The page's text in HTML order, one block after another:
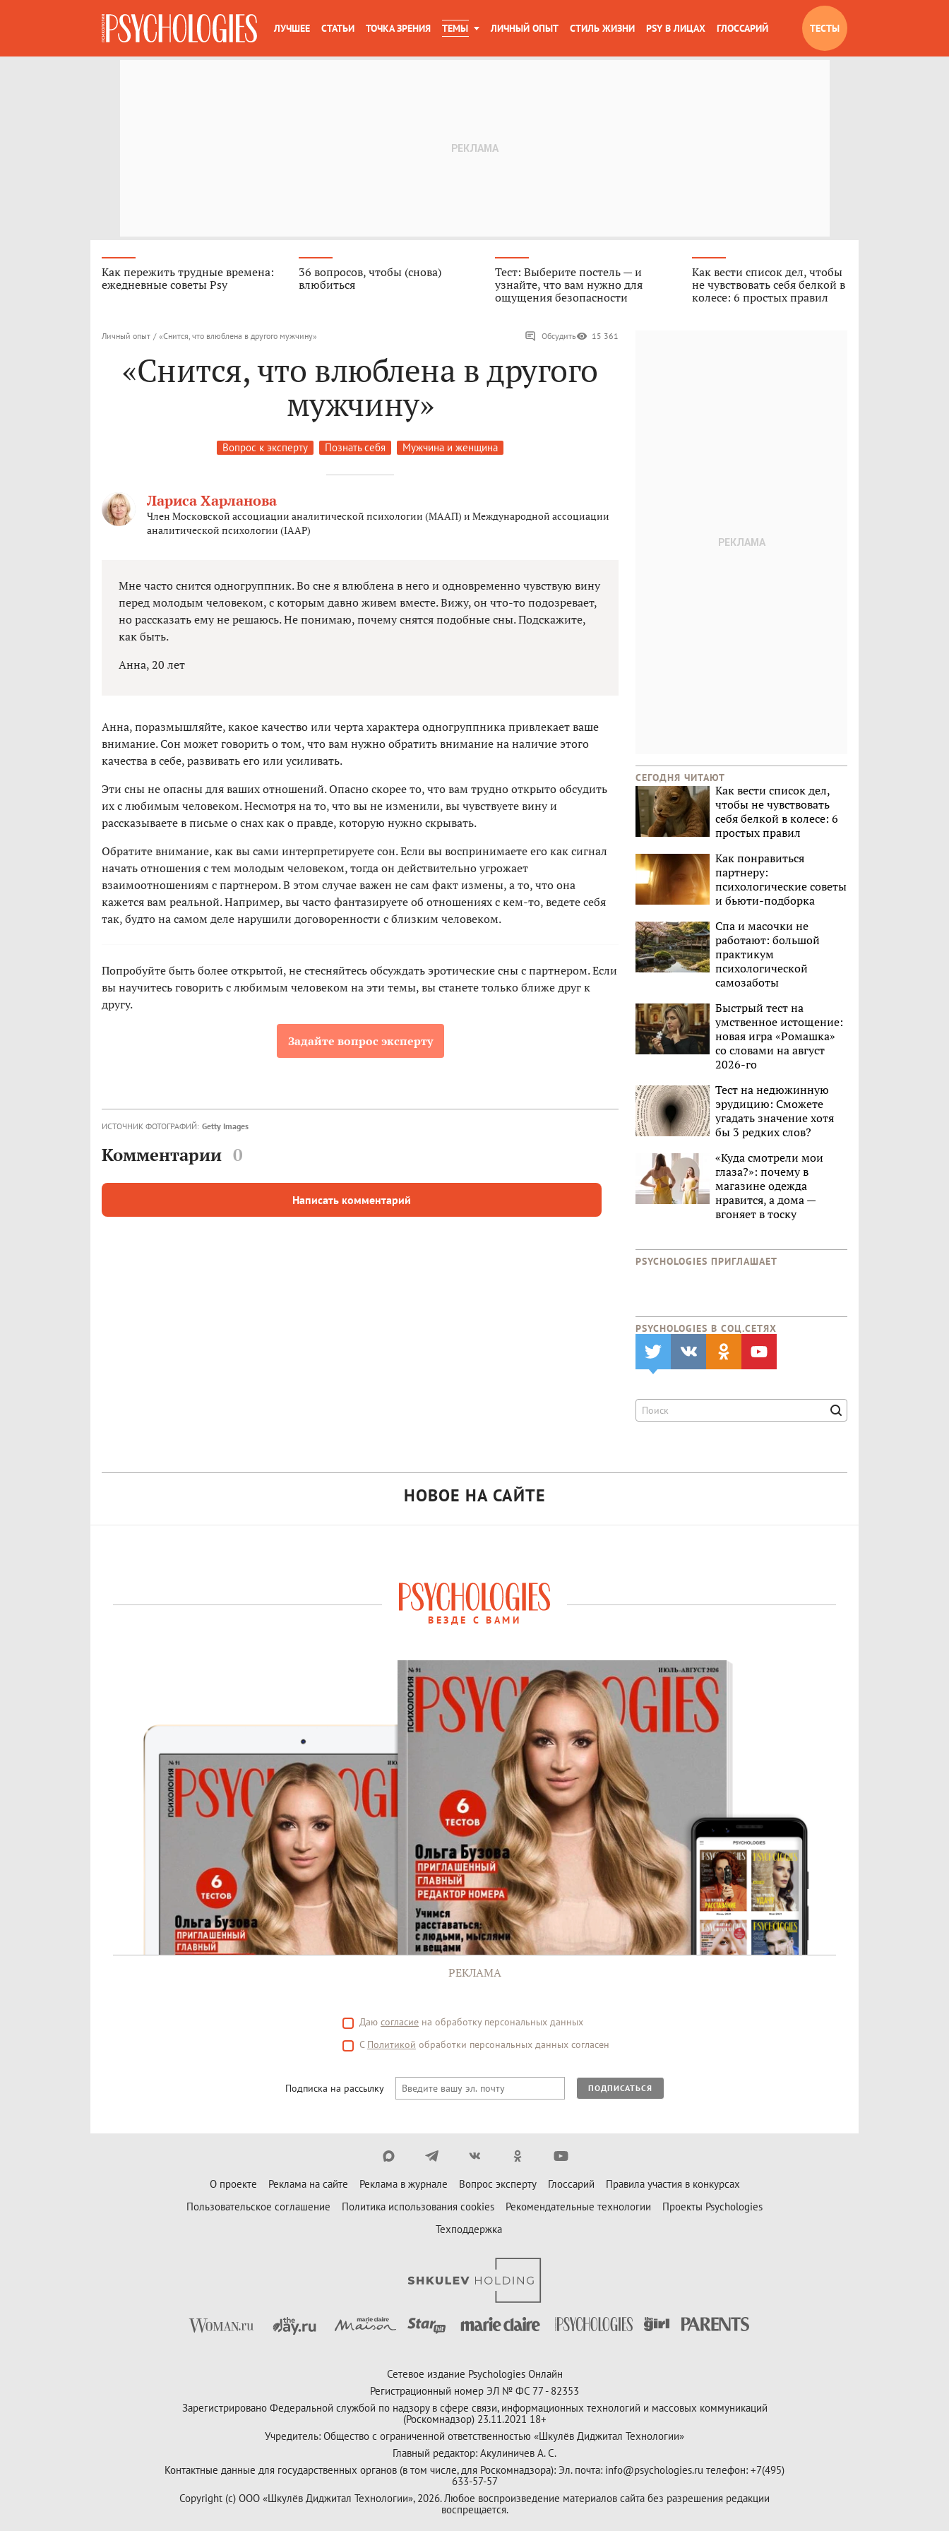
ЛУЧШЕЕ СТАТЬИ ТОЧКА ЗРЕНИЯ ТЕМЫ ЛИЧНЫЙ ОПЫТ СТИЛЬ ЖИЗНИ PSY В ЛИЦАХ ГЛОССАРИЙ ТЕСТЫ
Как пережить трудные времена:
ежедневные советы Psy
36 вопросов, чтобы (снова)
влюбиться
Тест: Выберите постель — и
узнайте, что вам нужно для
ощущения безопасности
Как вести список дел, чтобы
не чувствовать себя белкой в
колесе: 6 простых правил
Личный опыт / «Снится, что влюблена в другого мужчину» Обсудить 15 361
«Снится, что влюблена в другого
мужчину»
Вопрос к эксперту Познать себя Мужчина и женщина
Лариса Харланова
Член Московской ассоциации аналитической психологии (МААП) и Международной ассоциации
аналитической психологии (IAAP)
Мне часто снится одногруппник. Во сне я влюблена в него и одновременно чувствую вину
перед молодым человеком, с которым давно живем вместе. Вижу, он что-то подозревает,
но рассказать ему не решаюсь. Не понимаю, почему снятся подобные сны. Подскажите,
как быть.
Анна, 20 лет
Анна, поразмышляйте, какое качество или черта характера одногруппника привлекает ваше
внимание. Сон может говорить о том, что вам нужно обратить внимание на наличие этого
качества в себе, развивать его или усиливать.
Эти сны не опасны для ваших отношений. Опасно скорее то, что вам трудно открыто обсудить
их с любимым человеком. Несмотря на то, что вы не изменили, вы чувствуете вину и
рассказываете в письме о снах как о правде, которую нужно скрывать.
Обратите внимание, как вы сами интерпретируете сон. Если вы воспринимаете его как сигнал
начать отношения с тем молодым человеком, тогда он действительно угрожает
взаимоотношениям с партнером. В этом случае важен не сам факт измены, а то, что она
кажется вам реальной. Например, вы часто фантазируете об отношениях с кем-то, ведете себя
так, будто на самом деле нарушили договоренности с близким человеком.
Попробуйте быть более открытой, не стесняйтесь обсуждать эротические сны с партнером. Если
вы научитесь говорить с любимым человеком на эти темы, вы станете только ближе друг к
другу.
Задайте вопрос эксперту
ИСТОЧНИК ФОТОГРАФИЙ: Getty Images
Комментарии 0
Написать комментарий
СЕГОДНЯ ЧИТАЮТ
Как вести список дел,
чтобы не чувствовать
себя белкой в колесе: 6
простых правил
Как понравиться
партнеру:
психологические советы
и бьюти-подборка
Спа и масочки не
работают: большой
практикум
психологической
самозаботы
Быстрый тест на
умственное истощение:
новая игра «Ромашка»
со словами на август
2026-го
Тест на недюжинную
эрудицию: Сможете
угадать значение хотя
бы 3 редких слов?
«Куда смотрели мои
глаза?»: почему в
магазине одежда
нравится, а дома —
вгоняет в тоску
PSYCHOLOGIES ПРИГЛАШАЕТ
PSYCHOLOGIES В CОЦ.СЕТЯХ
НОВОЕ НА САЙТЕ
ВЕЗДЕ С ВАМИ
РЕКЛАМА
Даю согласие на обработку персональных данных
С Политикой обработки персональных данных согласен
Подписка на рассылку ПОДПИСАТЬСЯ
О проекте Реклама на сайте Реклама в журнале Вопрос эксперту Глоссарий
Правила участия в конкурсах
Пользовательское соглашение
Политика использования cookies Рекомендательные технологии
Проекты Psychologies
Техподдержка
Сетевое издание Psychologies Онлайн
Регистрационный номер ЭЛ № ФС 77 - 82353
Зарегистрировано Федеральной службой по надзору в сфере связи, информационных технологий и массовых коммуникаций
(Роскомнадзор) 23.11.2021 18+
Учредитель: Общество с ограниченной ответственностью «Шкулёв Диджитал Технологии»
Главный редактор: Акулиничев А. С.
Контактные данные для государственных органов (в том числе, для Роскомнадзора): Эл. почта: info@psychologies.ru телефон: +7(495)
633-57-57
Copyright (с) ООО «Шкулёв Диджитал Технологии», 2026. Любое воспроизведение материалов сайта без разрешения редакции
воспрещается.